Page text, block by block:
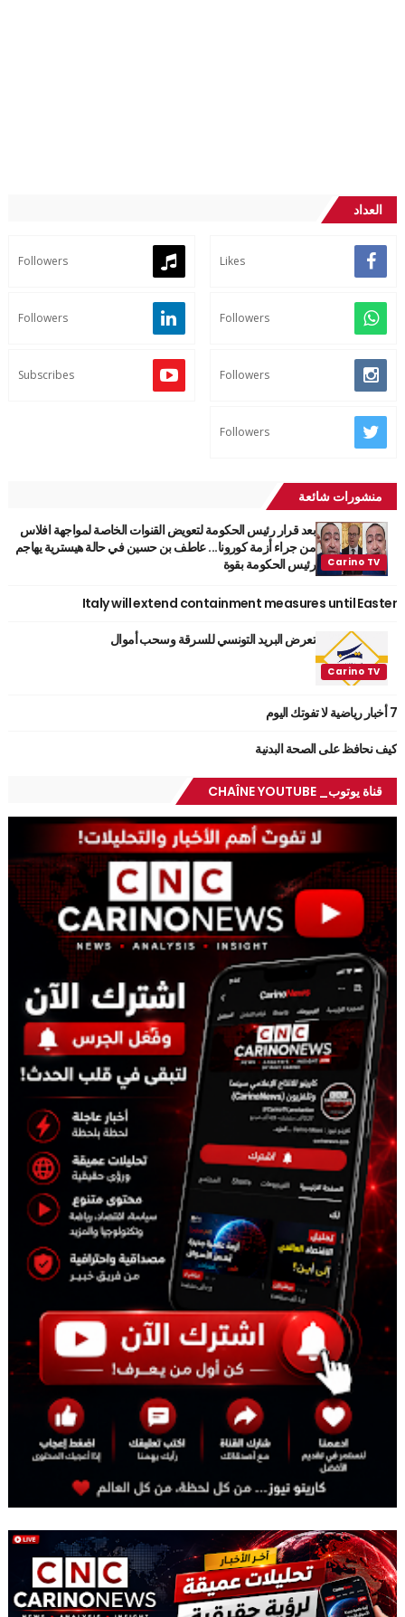
العداد
Likes
Followers
Followers
Followers
Followers
Subscribes
Followers
منشورات شائعة
بعد قرار رئيس الحكومة لتعويض القنوات الخاصة لمواجهة افلاس
من جراء أزمة كورونا... عاطف بن حسين في حالة هيسترية يهاجم
رئيس الحكومة بقوة
Italy will extend containment measures until Easter
تعرض البريد التونسي للسرقة وسحب أموال
7 أخبار رياضية لا تفوتك اليوم
كيف نحافظ على الصحة البدنية
قناة يوتوب_ CHAÎNE YOUTUBE